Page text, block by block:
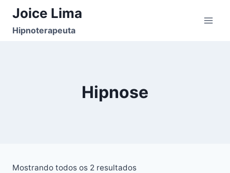
Pular
paraJoice Lima
Hipnoterapeuta
Hipnose
Mostrando todos os 2 resultados